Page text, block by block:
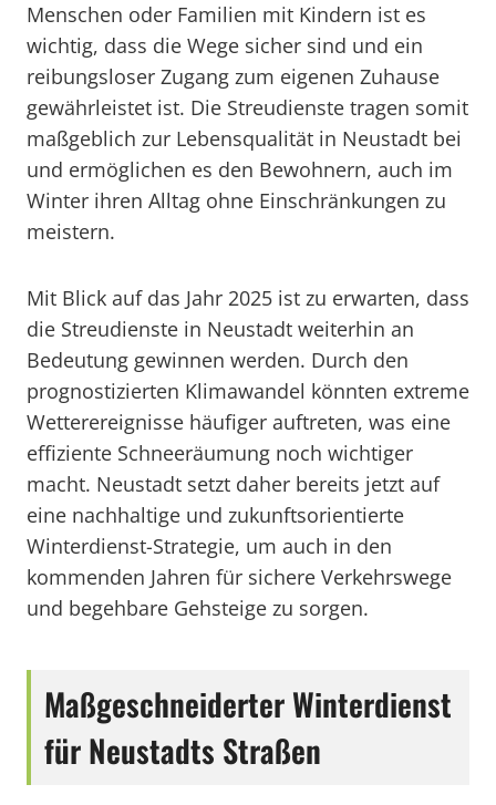
Menschen oder Familien mit Kindern ist es
wichtig, dass die Wege sicher sind und ein
reibungsloser Zugang zum eigenen Zuhause
gewährleistet ist. Die Streudienste tragen somit
maßgeblich zur Lebensqualität in Neustadt bei
und ermöglichen es den Bewohnern, auch im
Winter ihren Alltag ohne Einschränkungen zu
meistern.
Mit Blick auf das Jahr 2025 ist zu erwarten, dass
die Streudienste in Neustadt weiterhin an
Bedeutung gewinnen werden. Durch den
prognostizierten Klimawandel könnten extreme
Wetterereignisse häufiger auftreten, was eine
effiziente Schneeräumung noch wichtiger
macht. Neustadt setzt daher bereits jetzt auf
eine nachhaltige und zukunftsorientierte
Winterdienst-Strategie, um auch in den
kommenden Jahren für sichere Verkehrswege
und begehbare Gehsteige zu sorgen.
Maßgeschneiderter Winterdienst
für Neustadts Straßen